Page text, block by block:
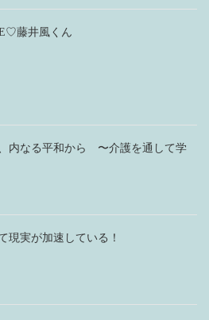
藤井風くん
内なる平和から 〜介護を通して学
現実が加速している！